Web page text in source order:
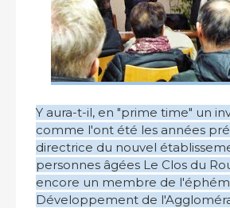
Y aura-t-il, en "prime time" un
comme l'ont été les années
directrice du nouvel
personnes âgées Le Clos du
encore un membre de
Développement de